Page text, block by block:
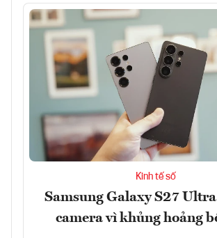
Kinh tế số
Samsung Galaxy S27
camera vì khủng hoảng